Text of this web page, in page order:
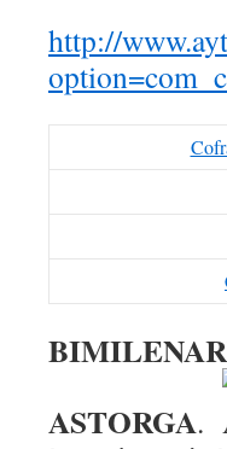
http://
ASTORGA.